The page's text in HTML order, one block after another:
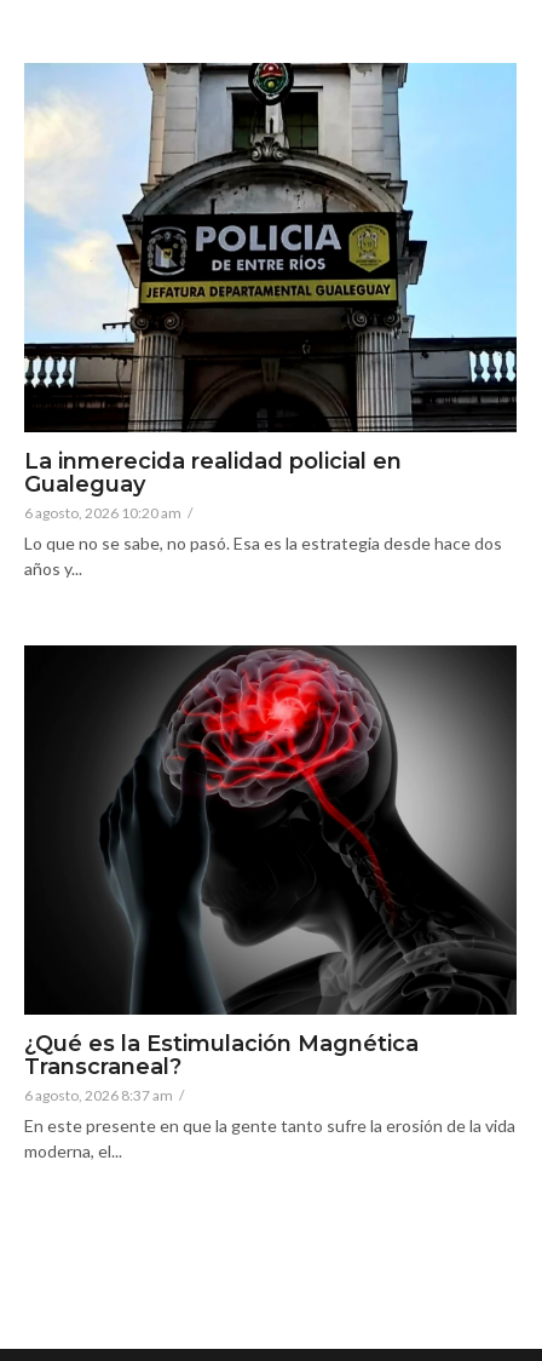
La inmerecida realidad policial en
Gualeguay
6 agosto, 2026 10:20 am /
Lo que no se sabe, no pasó. Esa es la estrategia desde hace dos
años y...
¿Qué es la Estimulación Magnética
Transcraneal?
6 agosto, 2026 8:37 am /
En este presente en que la gente tanto sufre la erosión de la vida
moderna, el...